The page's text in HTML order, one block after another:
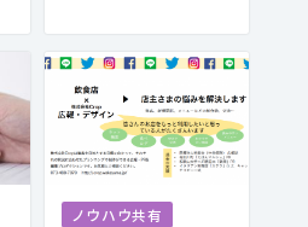
ノウハウ共有